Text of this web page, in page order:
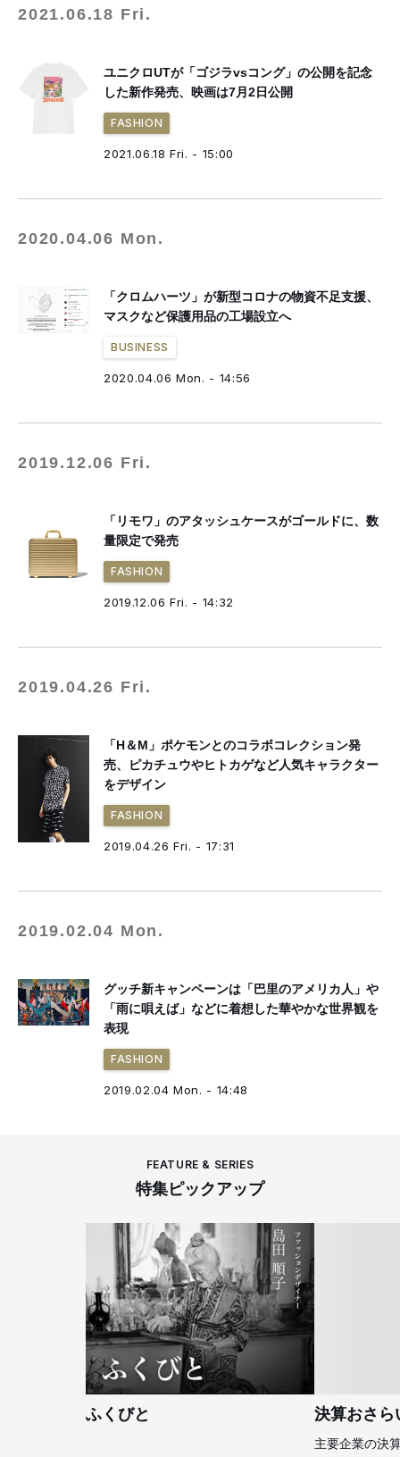
2021.06.18 Fri.
ユニクロUTが「ゴジラvsコング」の公開を記念
した新作発売、映画は7月2日公開
FASHION
2021.06.18 Fri. - 15:00
2020.04.06 Mon.
「クロムハーツ」が新型コロナの物資不足支援、
マスクなど保護用品の工場設立へ
BUSINESS
2020.04.06 Mon. - 14:56
2019.12.06 Fri.
「リモワ」のアタッシュケースがゴールドに、数
量限定で発売
FASHION
2019.12.06 Fri. - 14:32
2019.04.26 Fri.
「H＆M」ポケモンとのコラボコレクション発
売、ピカチュウやヒトカゲなど人気キャラクター
をデザイン
FASHION
2019.04.26 Fri. - 17:31
2019.02.04 Mon.
グッチ新キャンペーンは「巴里のアメリカ人」や
「雨に唄えば」などに着想した華やかな世界観を
表現
FASHION
2019.02.04 Mon. - 14:48
FEATURE & SERIES
特集ピックアップ
ふくびと 決算おさら
主要企業の決